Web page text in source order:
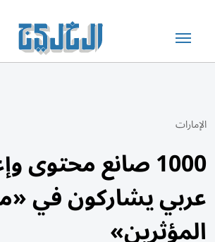
الإمارات
1000 صانع محتوى
عربي يشاركون في
المؤثرين»